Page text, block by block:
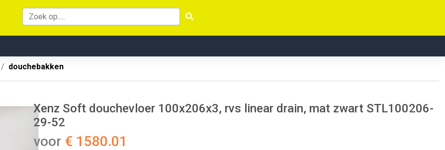
douchebakken
Xenz Soft douchevloer 100x206x3, rvs linear drain, mat zwart STL100206-
29-52
voor € 1580.01